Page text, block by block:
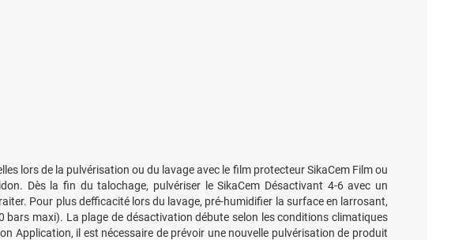
lors de la pulvérisation ou du lavage avec le film protecteur SikaCem Film ou
Dès la fin du talochage, pulvériser le SikaCem Désactivant 4-6 avec un
Pour plus defficacité lors du lavage, pré-humidifier la surface en larrosant,
maxi). La plage de désactivation débute selon les conditions climatiques
Application, il est nécessaire de prévoir une nouvelle pulvérisation de produit